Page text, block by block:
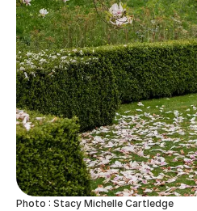
Photo : Stacy Michelle Cartledge